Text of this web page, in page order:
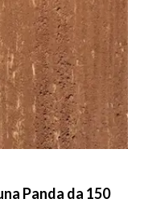
Panda da 150